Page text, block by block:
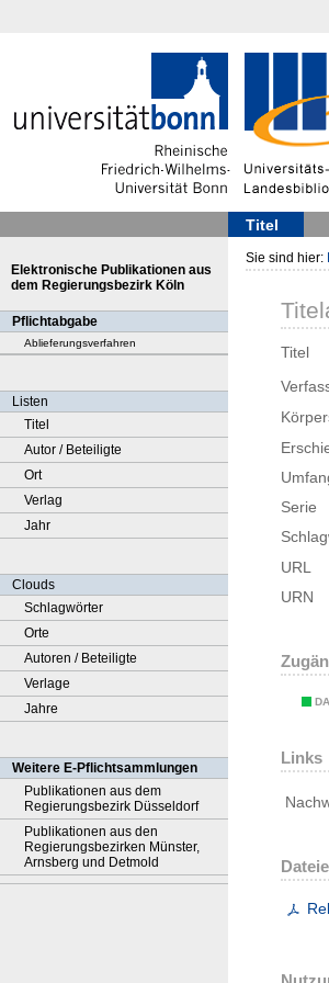
Titel
Elektronische Publikationen aus
dem Regierungsbezirk Köln
Pflichtabgabe
Ablieferungsverfahren
Listen
Titel
Autor / Beteiligte
Ort
Verlag
Jahr
Clouds
Schlagwörter
Orte
Autoren / Beteiligte
Verlage
Jahre
Weitere E-Pflichtsammlungen
Publikationen aus dem
Regierungsbezirk Düsseldorf
Publikationen aus den
Regierungsbezirken Münster,
Arnsberg und Detmold
Sie sind hier:
Titel
Serie
URL
URN
Links